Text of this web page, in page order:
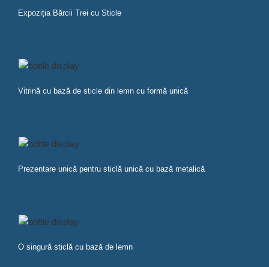
Expoziția Bărcii Trei cu Sticle
Vitrină cu bază de sticle din lemn cu formă unică
Prezentare unică pentru sticlă unică cu bază metalică
O singură sticlă cu bază de lemn